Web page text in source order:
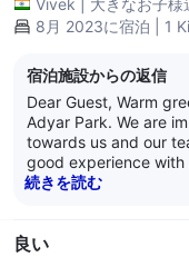
about your
better. We eagerly
Nair General
Vivek
大きなお子
8月 2023に宿泊 | 1
宿泊施設からの返信
Dear Guest, Warm
Adyar Park. We are
towards us and our
good experience
time out to review us.
you. We eagerly look
続きを読む
良い